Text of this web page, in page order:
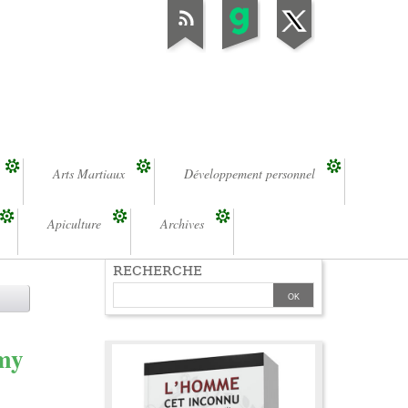
Arts Martiaux Développement personnel
Apiculture Archives
RECHERCHE